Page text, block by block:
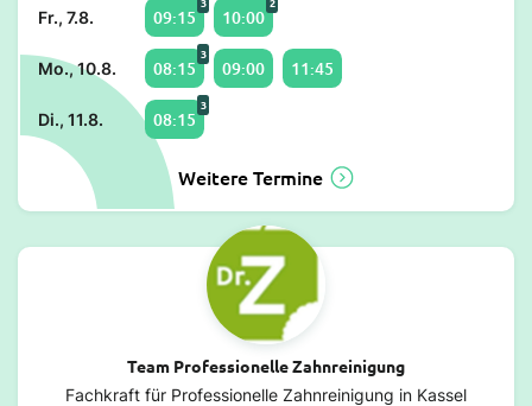
Fr., 7.8. 09:15 10:00
Mo., 10.8. 08:15
3
09:00 11:45
Di., 11.8. 08:15
3
Weitere Termine
Team Professionelle Zahnreinigung
Fachkraft für Professionelle Zahnreinigung in Kassel